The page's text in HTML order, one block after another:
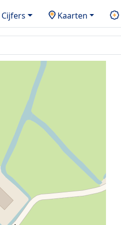
Cijfers Kaarten